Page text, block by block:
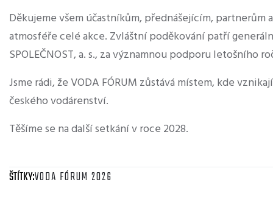
Děkujeme všem účastníkům, přednášejícím,
atmosféře celé akce. Zvláštní poděkování patří
SPOLEČNOST, a. s., za významnou podporu letošního
Jsme rádi, že VODA FÓRUM zůstává místem, kde
českého vodárenství.
Těšíme se na další setkání v roce 2028.
ŠTÍTKY:VODA FÓRUM 2026